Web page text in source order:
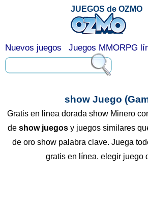
show Juego
Gratis en linea dorada show Minero
de show juegos y juegos similares
de oro show palabra clave. Juega
gratis en línea. elegir juego
JUEGOS de OZMO
Nuevos juegos Juegos MMORPG